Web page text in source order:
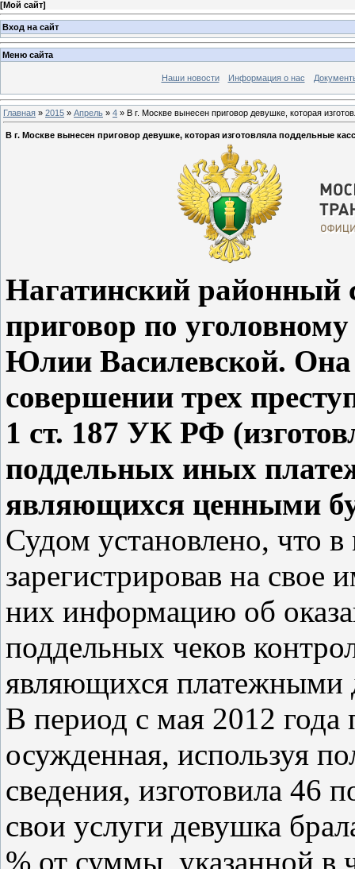
[Мой сайт]
Вход на сайт
Меню сайта
Наши новости Информация о нас
Главная » 2015 » Апрель » 4 » В г. Москве вынесен приговор девушке, которая
В г. Москве вынесен приговор девушке, которая изготовляла поддельные
Нагатинский районный
приговор по
Юлии Василевской.
совершении трех
1 ст. 187 УК РФ
поддельных иных
являющихся ценными
Судом установлено, что в
зарегистрировав на свое
них информацию об
поддельных чеков
являющихся платежными
В период с мая 2012 года
осужденная, используя
сведения, изготовила 46
свои услуги девушка
% от суммы, указанной в